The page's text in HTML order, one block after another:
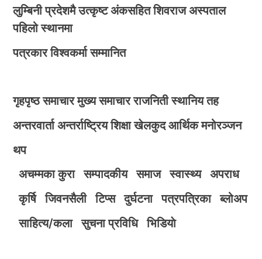
लुम्बिनी प्रदेशमै उत्कृष्ट अंकसहित शिवराज अस्पताल
पहिलो स्थानमा
पत्रकार विश्वकर्मा सम्मानित
गृहपृष्ठ समाचार मुख्य समाचार राजनिती स्थानिय तह
अन्तरवार्ता अन्तर्राष्ट्रिय शिक्षा खेलकुद आर्थिक मनोरञ्जन
थप
अचम्मका कुरा
सम्पादकीय समाज स्वास्थ्य
अपराध
कृर्षि
जिवनसैली टिप्स दुर्घटना पत्रपत्रिका
ब्लोअप
साहित्य/कला
सुचना प्रविधि भिडियाे